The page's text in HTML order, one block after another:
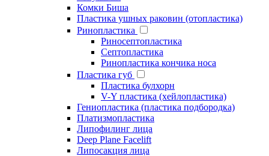
Комки Биша
Пластика ушных раковин (отопластика)
Ринопластика
Риносептопластика
Септопластика
Ринопластика кончика носа
Пластика губ
Пластика булхорн
V-Y пластика (хейлопластика)
Гениопластика (пластика подбородка)
Платизмопластика
Липофилинг лица
Deep Plane Facelift
Липосакция лица